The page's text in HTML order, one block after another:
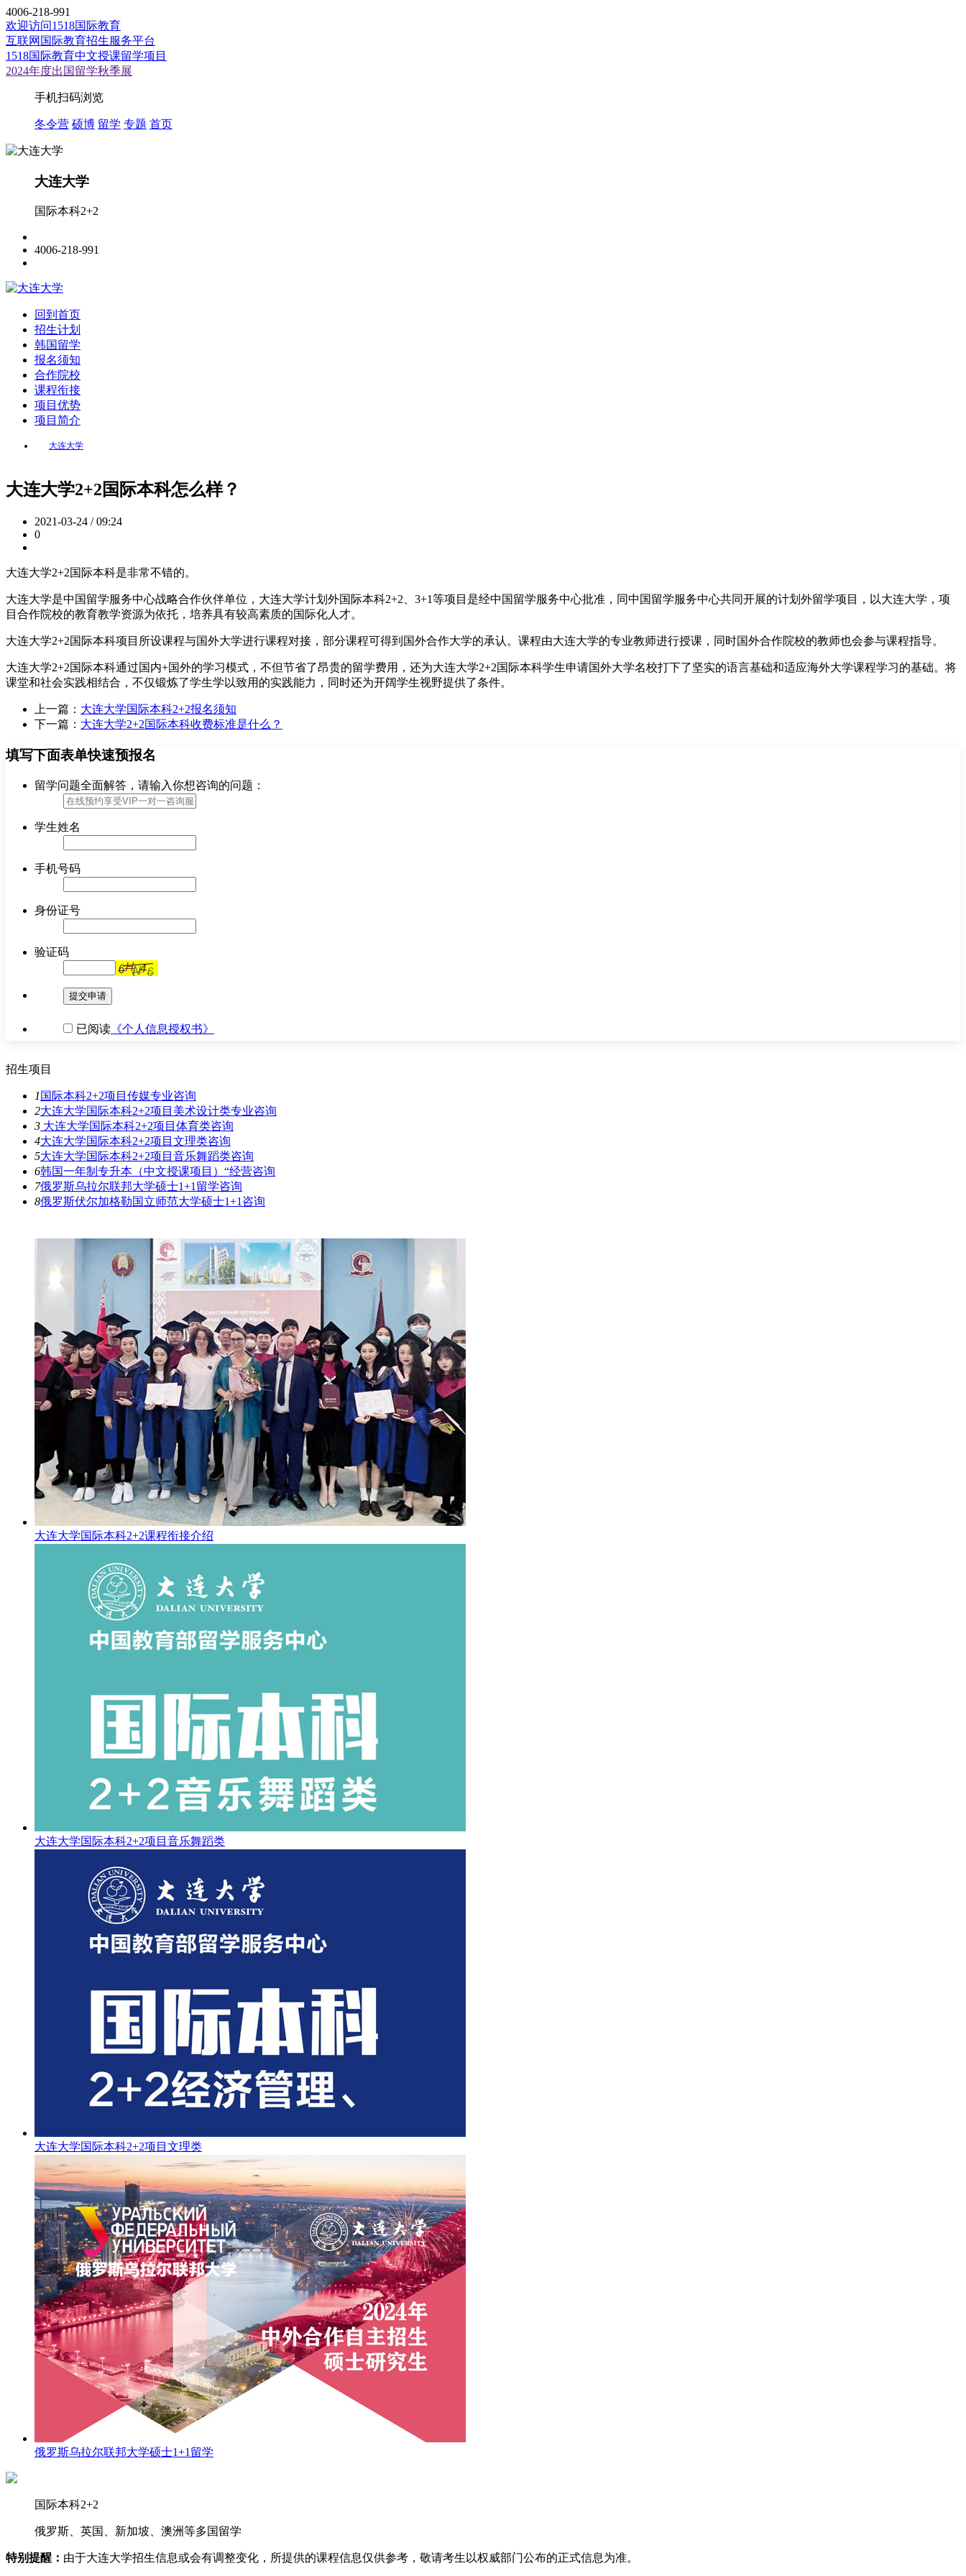
4006-218-991
欢迎访问1518国际教育
互联网国际教育招生服务平台
1518国际教育中文授课留学项目
2024年度出国留学秋季展
手机扫码浏览
冬令营 硕博 留学 专题 首页
大连大学
国际本科2+2
4006-218-991
回到首页
招生计划
韩国留学
报名须知
合作院校
课程衔接
项目优势
项目简介
大连大学
大连大学2+2国际本科怎么样？
2021-03-24 / 09:24
0
大连大学2+2国际本科是非常不错的。
大连大学是中国留学服务中心战略合作伙伴单位，大连大学计划外国际本科2+2、3+1等项目是经中国留学服务中心批准，同中国留学服务中心共同开展的计划外留学项目，以大连大学，项
目合作院校的教育教学资源为依托，培养具有较高素质的国际化人才。
大连大学2+2国际本科项目所设课程与国外大学进行课程对接，部分课程可得到国外合作大学的承认。课程由大连大学的专业教师进行授课，同时国外合作院校的教师也会参与课程指导。
大连大学2+2国际本科通过国内+国外的学习模式，不但节省了昂贵的留学费用，还为大连大学2+2国际本科学生申请国外大学名校打下了坚实的语言基础和适应海外大学课程学习的基础。将
课堂和社会实践相结合，不仅锻炼了学生学以致用的实践能力，同时还为开阔学生视野提供了条件。
上一篇： 大连大学国际本科2+2报名须知
下一篇： 大连大学2+2国际本科收费标准是什么？
填写下面表单快速预报名
留学问题全面解答，请输入你想咨询的问题：
学生姓名
手机号码
身份证号
验证码
提交申请
已阅读 《个人信息授权书》
招生项目
1 国际本科2+2项目传媒专业咨询
2大连大学国际本科2+2项目美术设计类专业咨询
3 大连大学国际本科2+2项目体育类咨询
4大连大学国际本科2+2项目文理类咨询
5大连大学国际本科2+2项目音乐舞蹈类咨询
6韩国一年制专升本（中文授课项目）“经营咨询
7俄罗斯乌拉尔联邦大学硕士1+1留学咨询
8俄罗斯伏尔加格勒国立师范大学硕士1+1 咨询
大连大学国际本科2+2课程衔接介绍
大连大学国际本科2+2项目音乐舞蹈类
大连大学国际本科2+2项目文理类
俄罗斯乌拉尔联邦大学硕士1+1留学
国际本科2+2
俄罗斯、英国、新加坡、澳洲等多国留学
特别提醒： 由于大连大学招生信息或会有调整变化，所提供的课程信息仅供参考，敬请考生以权威部门公布的正式信息为准。